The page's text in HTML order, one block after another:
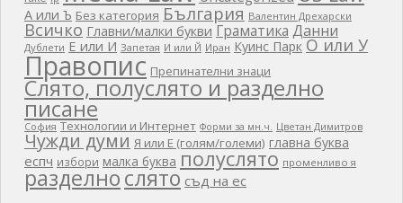
А или Ъ Без категория България Валентин Дрехарски
Всичко Главни/малки букви Граматика Данни
Дублети Е или И Запетая И или Й Иран Куинс Парк О или У
Правопис Препинателни знаци
Слято, полуслято и разделно
писане
София Технологии и Интернет Форми за мн.ч. Цветан Димитров
Чужди думи Я или Е (голям/големи) главна буква
еспч избори малка буква полуслято променливо я
разделнослято съд на ес